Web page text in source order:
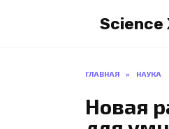
Science
ГЛАВНАЯ » НАУКА
Новая